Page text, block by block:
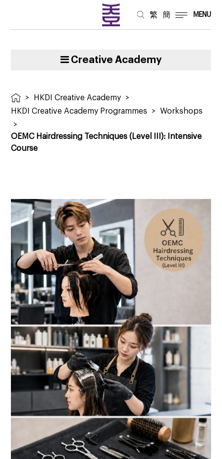
繁 簡 MENU
Creative Academy
> HKDI Creative Academy
>
HKDI Creative Academy Programmes
>
Workshops
>
OEMC Hairdressing Techniques (Level III): Intensive
Course